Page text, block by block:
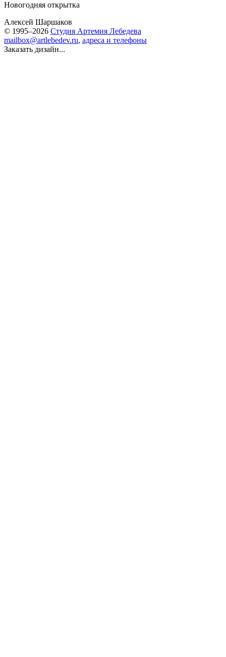
Новогодняя открытка
Алексей Шаршаков
© 1995–2026 Студия Артемия Лебедева
mailbox@artlebedev.ru, адреса и телефоны
Заказать дизайн...